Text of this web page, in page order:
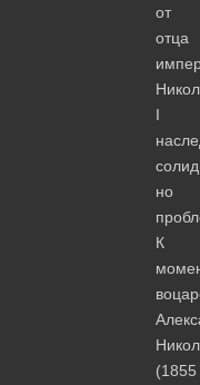
от
отца
I
но
К
(1855